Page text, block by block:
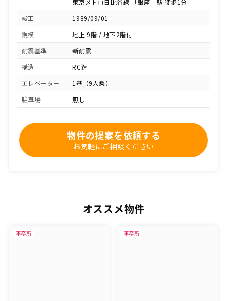
竣工
1989/09/01
規模
地上 9階 / 地下2階付
耐震基準
新耐震
構造
RC造
エレベーター
1基（9人乗）
駐車場
無し
物件の提案を依頼する
お気軽にご相談ください
オススメ物件
事務所 事務所